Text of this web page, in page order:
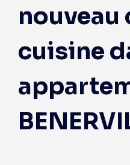
nouveau
cuisine